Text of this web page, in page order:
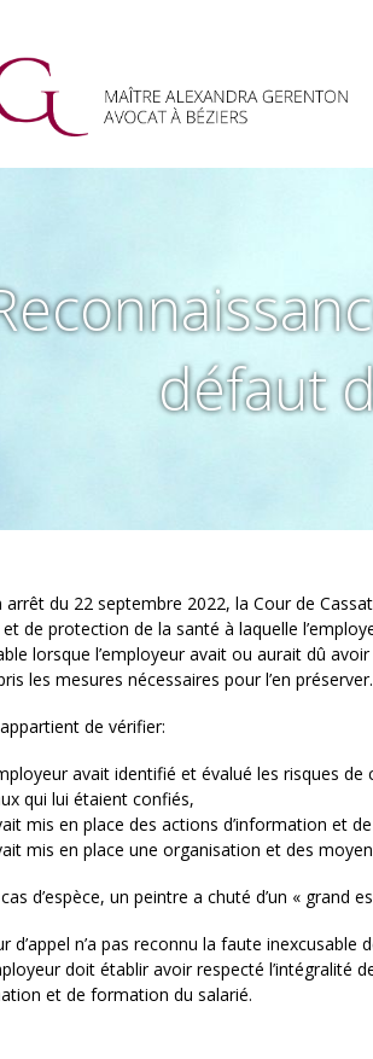
défaut
arrêt du 22 septembre 2022, la Cour de
de protection de la santé à laquelle
lorsque l’employeur avait ou aurait dû
les mesures nécessaires pour l’en préserver.
de vérifier:
avait identifié et évalué les risques
qui lui étaient confiés,
mis en place des actions d’information et
mis en place une organisation et des
d’espèce, un peintre a chuté d’un « grand
d’appel n’a pas reconnu la faute
doit établir avoir respecté l’intégralité
et de formation du salarié.